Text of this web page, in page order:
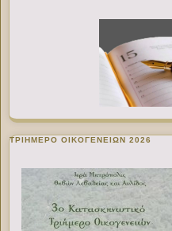
ΤΡΙΗΜΕΡΟ ΟΙΚΟΓΕΝΕΙΩΝ 2026